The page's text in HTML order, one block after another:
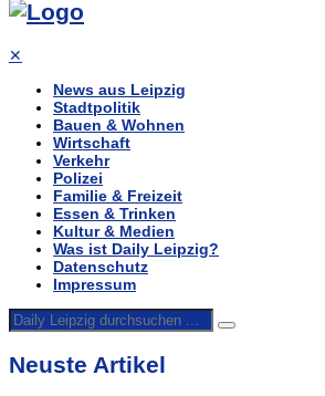
✕
News aus Leipzig
Stadtpolitik
Bauen & Wohnen
Wirtschaft
Verkehr
Polizei
Familie & Freizeit
Essen & Trinken
Kultur & Medien
Was ist Daily Leipzig?
Datenschutz
Impressum
Neuste Artikel